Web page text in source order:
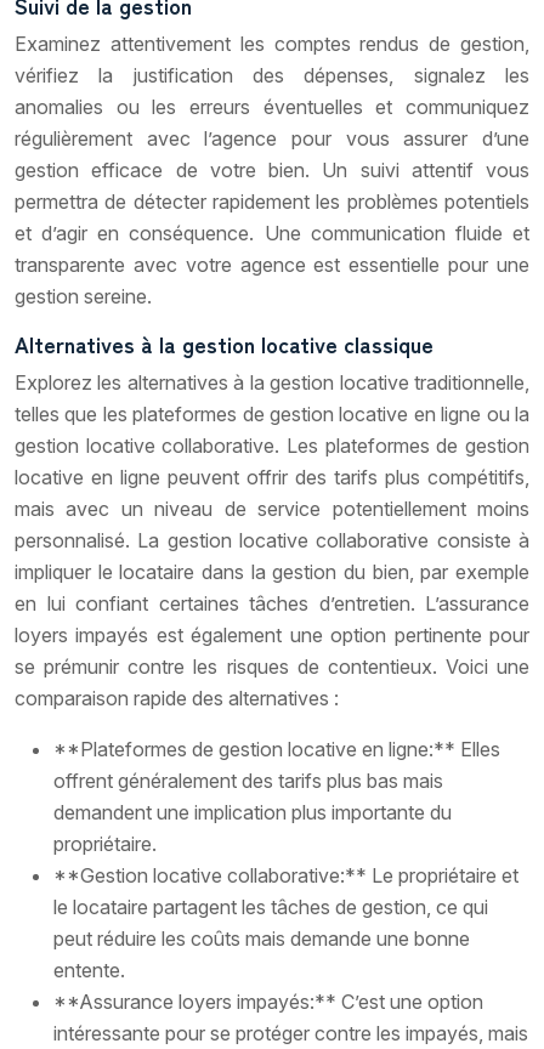
Examinez attentivement les comptes rendus de gestion,
vérifiez la justification des dépenses, signalez les
anomalies ou les erreurs éventuelles et communiquez
régulièrement avec l’agence pour vous assurer d’une
gestion efficace de votre bien. Un suivi attentif vous
permettra de détecter rapidement les problèmes potentiels
et d’agir en conséquence. Une communication fluide et
transparente avec votre agence est essentielle pour une
gestion sereine.
Alternatives à la gestion locative classique
Explorez les alternatives à la gestion locative traditionnelle,
telles que les plateformes de gestion locative en ligne ou la
gestion locative collaborative. Les plateformes de gestion
locative en ligne peuvent offrir des tarifs plus compétitifs,
mais avec un niveau de service potentiellement moins
personnalisé. La gestion locative collaborative consiste à
impliquer le locataire dans la gestion du bien, par exemple
en lui confiant certaines tâches d’entretien. L’assurance
loyers impayés est également une option pertinente pour
se prémunir contre les risques de contentieux. Voici une
comparaison rapide des alternatives :
**Plateformes de gestion locative en ligne:** Elles
offrent généralement des tarifs plus bas mais
demandent une implication plus importante du
propriétaire.
**Gestion locative collaborative:** Le propriétaire et
le locataire partagent les tâches de gestion, ce qui
peut réduire les coûts mais demande une bonne
entente.
**Assurance loyers impayés:** C’est une option
intéressante pour se protéger contre les impayés, mais